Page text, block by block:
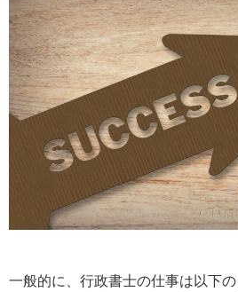
一般的に、行政書士の仕事は以下